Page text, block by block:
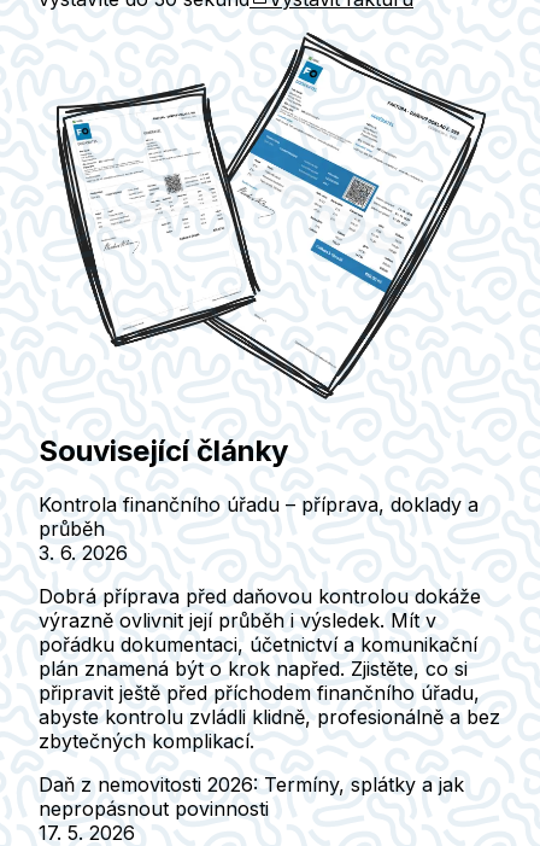
Související články
Kontrola finančního úřadu – příprava, doklady a
průběh
3. 6. 2026
Dobrá příprava před daňovou kontrolou dokáže
výrazně ovlivnit její průběh i výsledek. Mít v
pořádku dokumentaci, účetnictví a komunikační
plán znamená být o krok napřed. Zjistěte, co si
připravit ještě před příchodem finančního úřadu,
abyste kontrolu zvládli klidně, profesionálně a bez
zbytečných komplikací.
Daň z nemovitosti 2026: Termíny, splátky a jak
nepropásnout povinnosti
17. 5. 2026